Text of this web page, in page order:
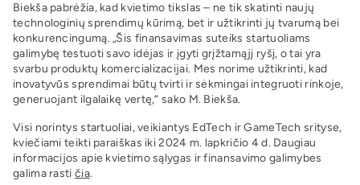
Biekša pabrėžia, kad kvietimo tikslas – ne tik skatinti naujų
technologinių sprendimų kūrimą, bet ir užtikrinti jų tvarumą bei
konkurencingumą. „Šis finansavimas suteiks startuoliams
galimybę testuoti savo idėjas ir įgyti grįžtamąjį ryšį, o tai yra
svarbu produktų komercializacijai. Mes norime užtikrinti, kad
inovatyvūs sprendimai būtų tvirti ir sėkmingai integruoti rinkoje,
generuojant ilgalaikę vertę,“ sako M. Biekša.
Visi norintys startuoliai, veikiantys EdTech ir GameTech srityse,
kviečiami teikti paraiškas iki 2024 m. lapkričio 4 d. Daugiau
informacijos apie kvietimo sąlygas ir finansavimo galimybes
galima rasti čia.